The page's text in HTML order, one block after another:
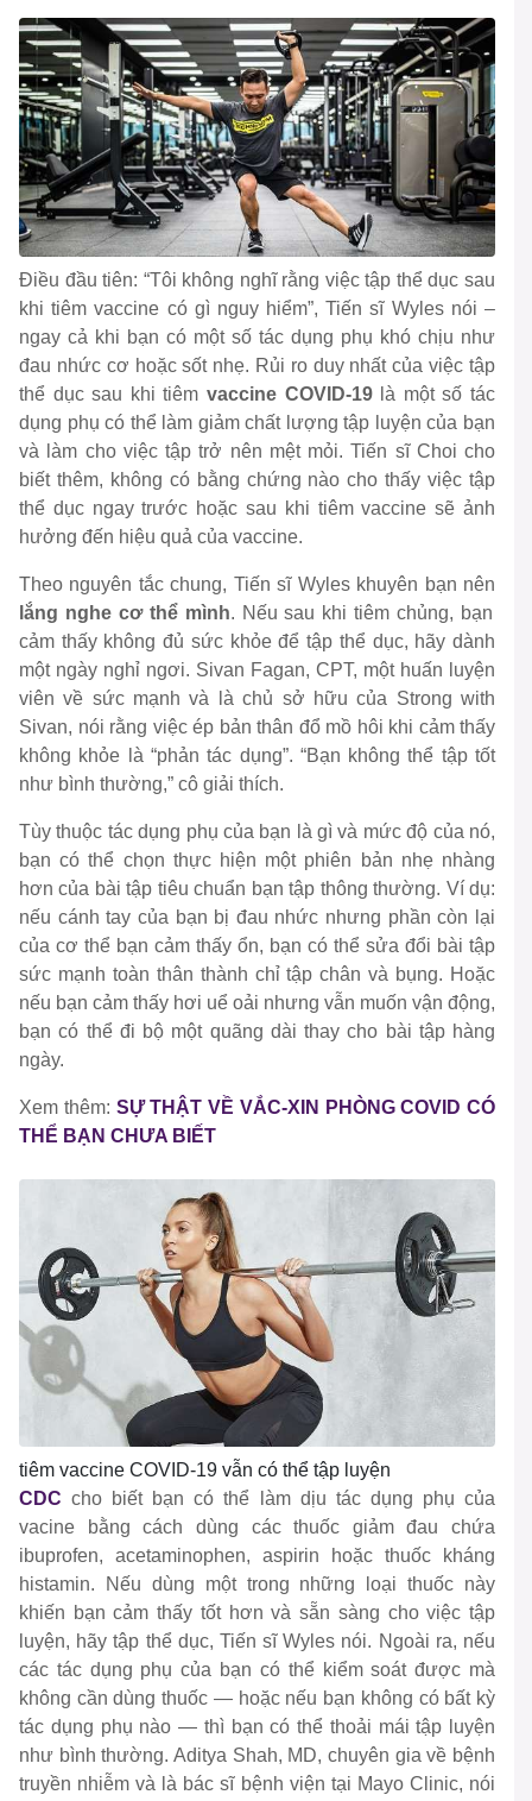
Điều đầu tiên: “Tôi không nghĩ rằng việc tập thể dục sau
khi tiêm vaccine có gì nguy hiểm”, Tiến sĩ Wyles nói –
ngay cả khi bạn có một số tác dụng phụ khó chịu như
đau nhức cơ hoặc sốt nhẹ. Rủi ro duy nhất của việc tập
thể dục sau khi tiêm vaccine COVID-19 là một số tác
dụng phụ có thể làm giảm chất lượng tập luyện của bạn
và làm cho việc tập trở nên mệt mỏi. Tiến sĩ Choi cho
biết thêm, không có bằng chứng nào cho thấy việc tập
thể dục ngay trước hoặc sau khi tiêm vaccine sẽ ảnh
hưởng đến hiệu quả của vaccine.
Theo nguyên tắc chung, Tiến sĩ Wyles khuyên bạn nên
lắng nghe cơ thể mình. Nếu sau khi tiêm chủng, bạn
cảm thấy không đủ sức khỏe để tập thể dục, hãy dành
một ngày nghỉ ngơi. Sivan Fagan, CPT, một huấn luyện
viên về sức mạnh và là chủ sở hữu của Strong with
Sivan, nói rằng việc ép bản thân đổ mồ hôi khi cảm thấy
không khỏe là “phản tác dụng”. “Bạn không thể tập tốt
như bình thường,” cô giải thích.
Tùy thuộc tác dụng phụ của bạn là gì và mức độ của nó,
bạn có thể chọn thực hiện một phiên bản nhẹ nhàng
hơn của bài tập tiêu chuẩn bạn tập thông thường. Ví dụ:
nếu cánh tay của bạn bị đau nhức nhưng phần còn lại
của cơ thể bạn cảm thấy ổn, bạn có thể sửa đổi bài tập
sức mạnh toàn thân thành chỉ tập chân và bụng. Hoặc
nếu bạn cảm thấy hơi uể oải nhưng vẫn muốn vận động,
bạn có thể đi bộ một quãng dài thay cho bài tập hàng
ngày.
Xem thêm: SỰ THẬT VỀ VẮC-XIN PHÒNG COVID CÓ
THỂ BẠN CHƯA BIẾT
tiêm vaccine COVID-19 vẫn có thể tập luyện
CDC cho biết bạn có thể làm dịu tác dụng phụ của
vacine bằng cách dùng các thuốc giảm đau chứa
ibuprofen, acetaminophen, aspirin hoặc thuốc kháng
histamin. Nếu dùng một trong những loại thuốc này
khiến bạn cảm thấy tốt hơn và sẵn sàng cho việc tập
luyện, hãy tập thể dục, Tiến sĩ Wyles nói. Ngoài ra, nếu
các tác dụng phụ của bạn có thể kiểm soát được mà
không cần dùng thuốc — hoặc nếu bạn không có bất kỳ
tác dụng phụ nào — thì bạn có thể thoải mái tập luyện
như bình thường. Aditya Shah, MD, chuyên gia về bệnh
truyền nhiễm và là bác sĩ bệnh viện tại Mayo Clinic, nói